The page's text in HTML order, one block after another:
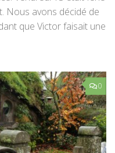
Nous avons décidé de
que Victor faisait une
0